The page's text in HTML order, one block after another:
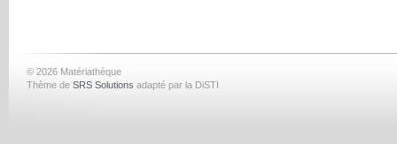
© 2026 Matériathèque
Thème de SRS Solutions adapté par la DiSTI